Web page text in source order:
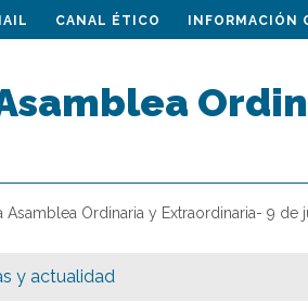
CANAL ÉTICO INFORMACIÓN
Asamblea Ordinaria y Extraordinaria- 9 de
y actualidad